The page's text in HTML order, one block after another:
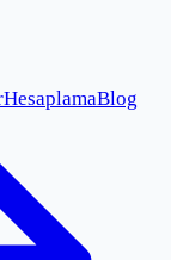
HesaplamaBlog